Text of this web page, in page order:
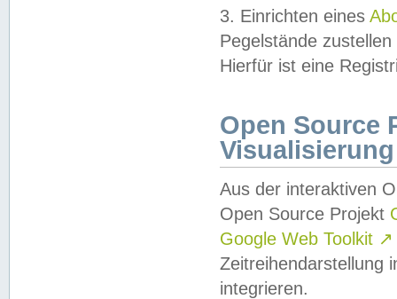
3. Einrichten eines
Pegelstände
Hierfür ist eine
Open Source
Visualisierung
Aus der interaktiven
Open Source Projekt
Google Web Toolkit ↗
Zeitreihendarstellung
integrieren.